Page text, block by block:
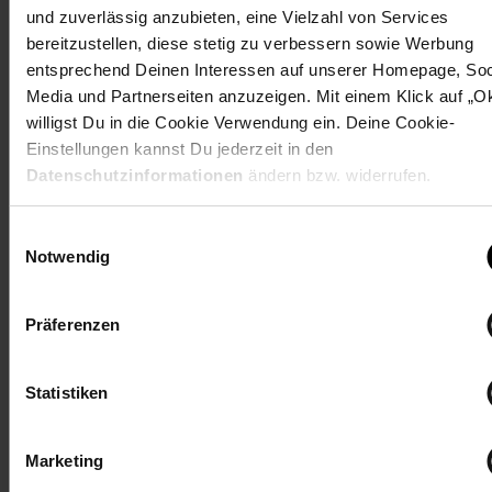
und zuverlässig anzubieten, eine Vielzahl von Services
bereitzustellen, diese stetig zu verbessern sowie Werbung
entsprechend Deinen Interessen auf unserer Homepage,
Media und Partnerseiten anzuzeigen. Mit einem Klick auf
willigst Du in die Cookie Verwendung ein. Deine Cookie-
Einstellungen kannst Du jederzeit in den
Datenschutzinformationen ändern bzw. widerrufen.
Notwendig
Präferenzen
Statistiken
Marketing
Einzelhandels und besetzt Führungspositionen bevorzugt mit
engagierten Talenten aus den eigenen Reihen.
Pressekontakt:
Netto Marken-Discount Stiftung & Co. KG
Christina Stylianou
Tel.: 09471-320-999
E-Mail:presse@netto-online.de
www.netto-online.de
Fußzeile
Weitere Online-Angebote